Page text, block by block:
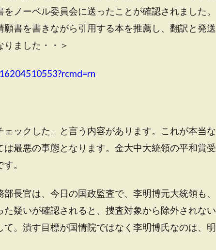
ノーベル委員会に送ったことが確認されました。
書を書きながら引用する本を推薦し、翻訳と発送
ました・・＞
ックした」と言う内容があります。これが本当な
最悪の事態となります。金大中大統領の平和賞受
。
長官は、今日の国政監査で、李明博元大統領も、
疑いが確認されると、捜査対象から除外されない
。潰す目標が国情院ではなく李明博氏なのは、明